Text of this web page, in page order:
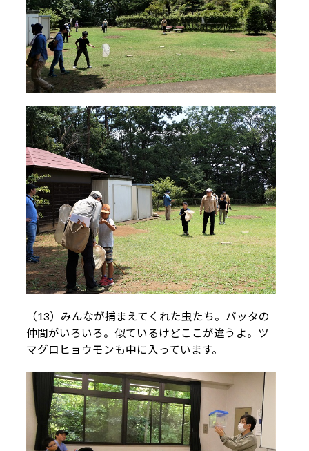
（13）みんなが捕まえてくれた虫たち。バッタの
仲間がいろいろ。似ているけどここが違うよ。ツ
マグロヒョウモンも中に入っています。